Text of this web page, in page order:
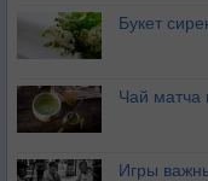
Букет
Чай матча
Игры